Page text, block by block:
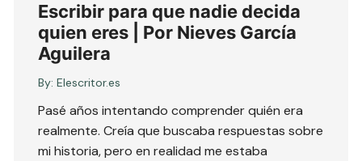
Escribir para que nadie decida
quien eres | Por Nieves García
Aguilera
By: Elescritor.es
Pasé años intentando comprender quién era
realmente. Creía que buscaba respuestas sobre
mi historia, pero en realidad me estaba